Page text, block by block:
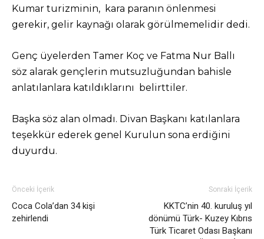
Kumar turizminin, kara paranın önlenmesi
gerekir, gelir kaynağı olarak görülmemelidir dedi.
Genç üyelerden Tamer Koç ve Fatma Nur Ballı
söz alarak gençlerin mutsuzluğundan bahisle
anlatılanlara katıldıklarını belirttiler.
Başka söz alan olmadı. Divan Başkanı katılanlara
teşekkür ederek genel Kurulun sona erdiğini
duyurdu.
Önceki İçerik
Coca Cola’dan 34 kişi
zehirlendi
Sonraki İçerik
KKTC’nin 40. kuruluş yıl
dönümü Türk- Kuzey Kıbrıs
Türk Ticaret Odası Başkanı